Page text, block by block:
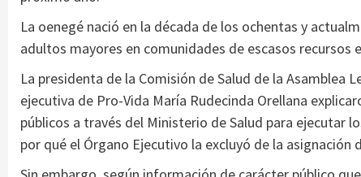
La oenegé nació en la década de los ochentas y
adultos mayores en comunidades de escasos recursos
La presidenta de la Comisión de Salud de la Asamblea
ejecutiva de Pro-Vida María Rudecinda Orellana
públicos a través del Ministerio de Salud para ejecutar
por qué el Órgano Ejecutivo la excluyó de la asignación